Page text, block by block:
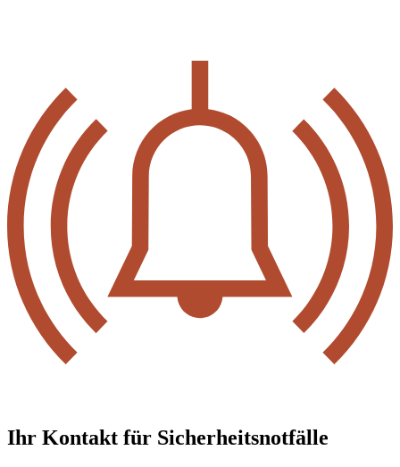
Ihr Kontakt für Sicher­heits­not­fälle